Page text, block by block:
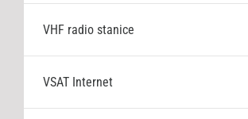
VHF radio stanice
VSAT Internet